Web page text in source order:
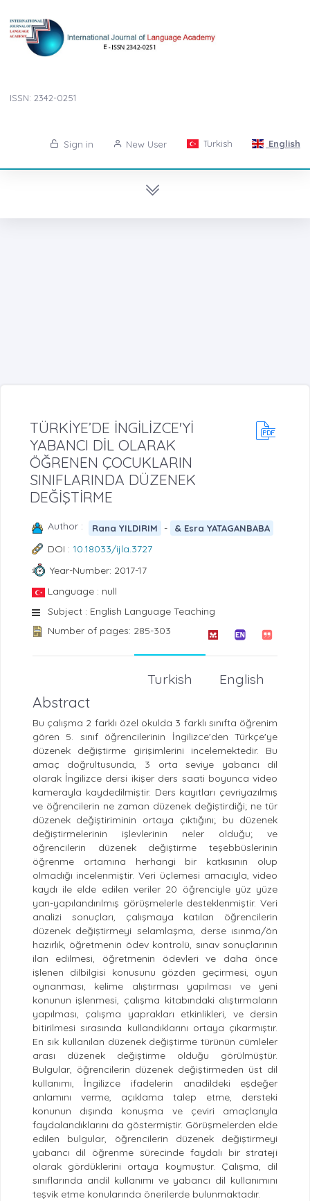
ISSN: 2342-0251
Sign in New User Turkish English
TÜRKİYE’DE İNGİLİZCE'Yİ
YABANCI DİL OLARAK
ÖĞRENEN ÇOCUKLARIN
SINIFLARINDA DÜZENEK
DEĞİŞTİRME
Author : Rana YILDIRIM - & Esra YATAGANBABA
DOI : 10.18033/ijla.3727
Year-Number: 2017-17
Language : null
Subject : English Language Teaching
Number of pages: 285-303
English
Turkish
Abstract
Bu çalışma 2 farklı özel okulda 3 farklı sınıfta öğrenim
gören 5. sınıf öğrencilerinin İngilizce'den Türkçe'ye
düzenek değiştirme girişimlerini incelemektedir. Bu
amaç doğrultusunda, 3 orta seviye yabancı dil
olarak İngilizce dersi ikişer ders saati boyunca video
kamerayla kaydedilmiştir. Ders kayıtları çevriyazılmış
ve öğrencilerin ne zaman düzenek değiştirdiği; ne tür
düzenek değiştiriminin ortaya çıktığını; bu düzenek
değiştirmelerinin işlevlerinin neler olduğu; ve
öğrencilerin düzenek değiştirme teşebbüslerinin
öğrenme ortamına herhangi bir katkısının olup
olmadığı incelenmiştir. Veri üçlemesi amacıyla, video
kaydı ile elde edilen veriler 20 öğrenciyle yüz yüze
yarı-yapılandırılmış görüşmelerle desteklenmiştir. Veri
analizi sonuçları, çalışmaya katılan öğrencilerin
düzenek değiştirmeyi selamlaşma, derse ısınma/ön
hazırlık, öğretmenin ödev kontrolü, sınav sonuçlarının
ilan edilmesi, öğretmenin ödevleri ve daha önce
işlenen dilbilgisi konusunu gözden geçirmesi, oyun
oynanması, kelime alıştırması yapılması ve yeni
konunun işlenmesi, çalışma kitabındaki alıştırmaların
yapılması, çalışma yaprakları etkinlikleri, ve dersin
bitirilmesi sırasında kullandıklarını ortaya çıkarmıştır.
En sık kullanılan düzenek değiştirme türünün cümleler
arası düzenek değiştirme olduğu görülmüştür.
Bulgular, öğrencilerin düzenek değiştirmeden üst dil
kullanımı, İngilizce ifadelerin anadildeki eşdeğer
anlamını verme, açıklama talep etme, dersteki
konunun dışında konuşma ve çeviri amaçlarıyla
faydalandıklarını da göstermiştir. Görüşmelerden elde
edilen bulgular, öğrencilerin düzenek değiştirmeyi
yabancı dil öğrenme sürecinde faydalı bir strateji
olarak gördüklerini ortaya koymuştur. Çalışma, dil
sınıflarında andil kullanımı ve yabancı dil kullanımını
teşvik etme konularında önerilerde bulunmaktadır.